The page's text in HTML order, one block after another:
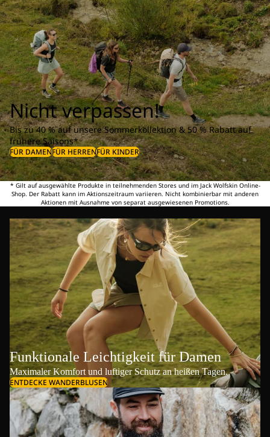
Nicht verpassen!
Bis zu 40 % auf unsere Sommerkollektion & 50 % Rabatt auf
frühere Saisons*
FÜR DAMENFÜR HERRENFÜR KINDER
* Gilt auf ausgewählte Produkte in teilnehmenden Stores und im Jack Wolfskin Online-
Shop. Der Rabatt kann im Aktionszeitraum variieren. Nicht kombinierbar mit anderen
Aktionen mit Ausnahme von separat ausgewiesenen Promotions.
Funktionale Leichtigkeit für Damen
Maximaler Komfort und luftiger Schutz an heißen Tagen.
ENTDECKE WANDERBLUSEN